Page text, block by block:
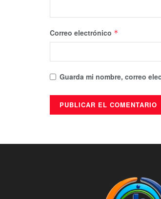
Correo electrónico *
Guarda mi nombre, correo